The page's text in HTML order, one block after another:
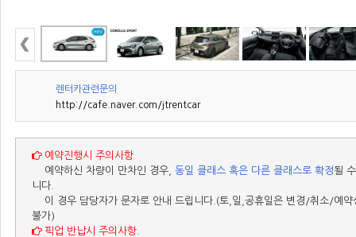
렌터카관련문의
http://cafe.naver.com/jtrentcar
예약진행시 주의사항
예약하신 차량이 만차인 경우, 동일 클래스 혹은 다른 클래스로 확정될
니다.
이 경우 담당자가 문자로 안내 드립니다.(토,일,공휴일은 변경/취소/예약
불가)
픽업 반납시 주의사항.